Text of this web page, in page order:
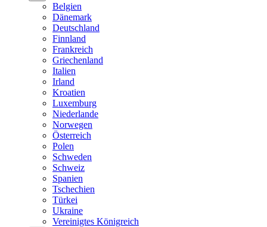
Belgien
Dänemark
Deutschland
Finnland
Frankreich
Griechenland
Italien
Irland
Kroatien
Luxemburg
Niederlande
Norwegen
Österreich
Polen
Schweden
Schweiz
Spanien
Tschechien
Türkei
Ukraine
Vereinigtes Königreich